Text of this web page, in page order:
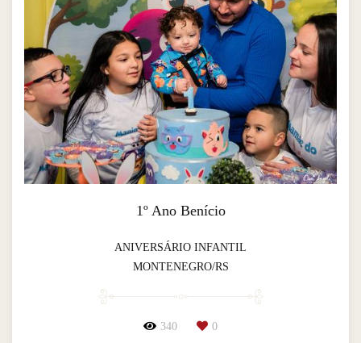
1º Ano Benício
ANIVERSÁRIO INFANTIL
MONTENEGRO/RS
340 0